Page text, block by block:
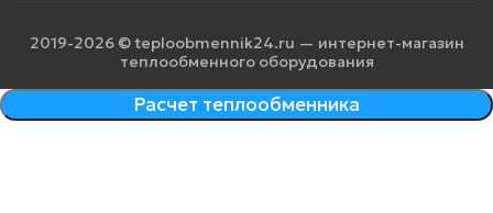
2019-2026 © teploobmennik24.ru — интернет-магазин
теплообменного оборудования
Расчет теплообменника